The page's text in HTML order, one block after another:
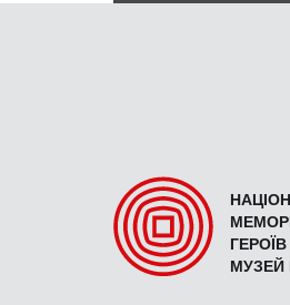
МУЗЕЙ